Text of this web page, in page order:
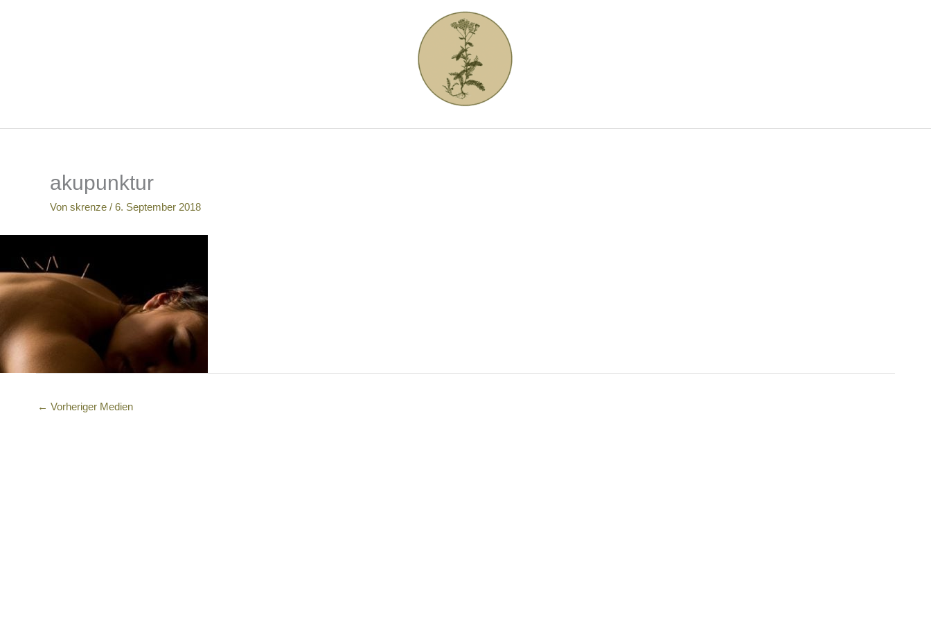
akupunktur
Von skrenze / 6. September 2018
← Vorheriger Medien